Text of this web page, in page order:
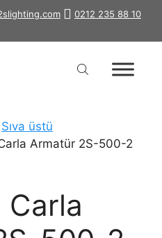
0212 235 88 10
Sıva üstü
Armatür 2S-500-2
Carla